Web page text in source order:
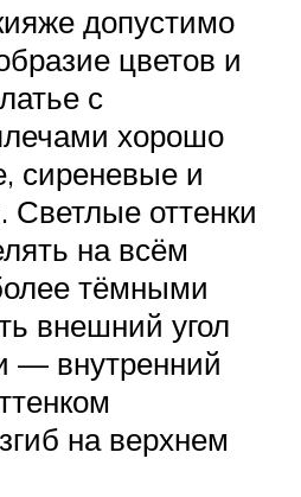
допустимо
цветов и
с
хорошо
сиреневые и
Светлые оттенки
на всём
тёмными
внешний угол
— внутренний
на верхнем